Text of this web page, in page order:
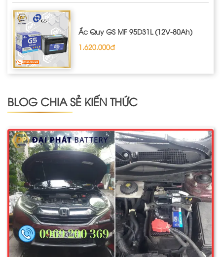
Ắc Quy GS MF 95D31L (12V-80Ah)
1.620.000đ
BLOG CHIA SẺ KIẾN THỨC